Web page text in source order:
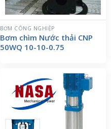
BƠM CÔNG NGHIỆP
Bơm chìm Nước thải CNP
50WQ 10-10-0.75